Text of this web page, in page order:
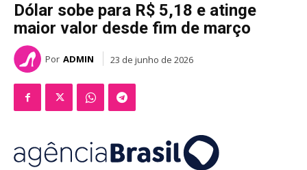
Dólar sobe para R$ 5,18 e atinge
maior valor desde fim de março
Por ADMIN 23 de junho de 2026